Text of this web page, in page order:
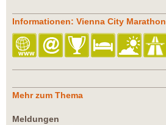
Informationen: Vienna City Marathon
Mehr zum Thema
Meldungen